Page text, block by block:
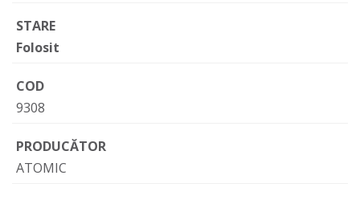
STARE
Folosit
COD
9308
PRODUCĂTOR
ATOMIC